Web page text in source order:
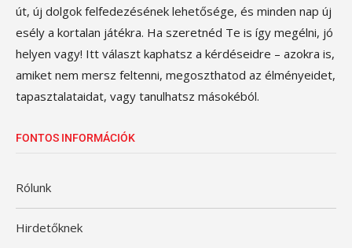
út, új dolgok felfedezésének lehetősége, és minden nap új
esély a kortalan játékra. Ha szeretnéd Te is így megélni, jó
helyen vagy! Itt választ kaphatsz a kérdéseidre – azokra is,
amiket nem mersz feltenni, megoszthatod az élményeidet,
tapasztalataidat, vagy tanulhatsz másokéból.
FONTOS INFORMÁCIÓK
Rólunk
Hirdetőknek